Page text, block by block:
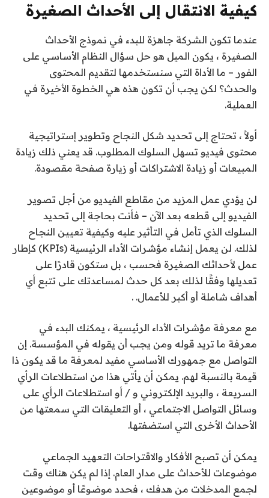
كيفية الانتقال إلى الأحداث الصغيرة
عندما تكون الشركة جاهزة للبدء في نموذج الأحداث
الصغيرة ، يكون الميل هو حل سؤال النظام الأساسي على
الفور – ما الأداة التي سنستخدمها لتقديم المحتوى
والحدث؟ لكن يجب أن تكون هذه هي الخطوة الأخيرة في
العملية.
أولاً ، تحتاج إلى تحديد شكل النجاح وتطوير إستراتيجية
محتوى فيديو تسهل السلوك المطلوب. قد يعني ذلك زيادة
المبيعات أو زيادة الاشتراكات أو زيارة صفحة مقصودة.
لن يؤدي عمل المزيد من مقاطع الفيديو من أجل تصوير
الفيديو إلى قطعه بعد الآن – فأنت بحاجة إلى تحديد
السلوك الذي تأمل في التأثير عليه وكيفية تعيين النجاح
لذلك. لن يعمل إنشاء مؤشرات الأداء الرئيسية (KPIs) كإطار
عمل لأحداثك الصغيرة فحسب ، بل ستكون قادرًا على
تعديلها وفقًا لذلك بعد كل حدث لمساعدتك على تتبع أي
أهداف شاملة أو أكبر للأعمال. .
مع معرفة مؤشرات الأداء الرئيسية ، يمكنك البدء في
معرفة ما تريد قوله ومن يجب أن يقوله في المؤسسة. إن
التواصل مع جمهورك الأساسي مفيد لمعرفة ما قد يكون ذا
قيمة بالنسبة لهم. يمكن أن يأتي هذا من استطلاعات الرأي
السريعة ، والبريد الإلكتروني و / أو استطلاعات الرأي على
وسائل التواصل الاجتماعي ، أو التعليقات التي سمعتها من
الأحداث الأخرى التي استضفتها.
يمكن أن تصبح الأفكار والاقتراحات التعهيد الجماعي
موضوعات للأحداث على مدار العام. إذا لم يكن هناك وقت
لجمع المدخلات من هدفك ، فحدد موضوعًا أو موضوعين